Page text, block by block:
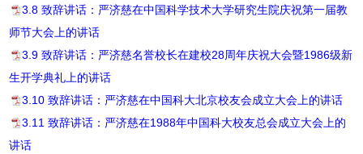
3.8 致辞讲话：严济慈在中国科学技术大学研究生院庆祝第一届教
师节大会上的讲话
3.9 致辞讲话：严济慈名誉校长在建校28周年庆祝大会暨1986级新
生开学典礼上的讲话
3.10 致辞讲话：严济慈在中国科大北京校友会成立大会上的讲话
3.11 致辞讲话：严济慈在1988年中国科大校友总会成立大会上的
讲话